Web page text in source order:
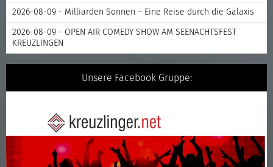
2026-08-09 - Milliarden Sonnen – Eine Reise durch die Galaxis
2026-08-09 - OPEN AIR COMEDY SHOW AM SEENACHTSFEST
KREUZLINGEN
Unsere Facebook Gruppe: